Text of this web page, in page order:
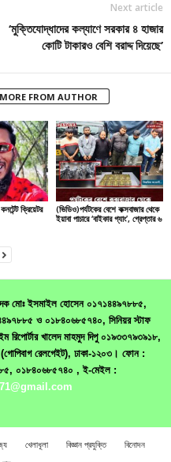
Next article
‘মুক্তিযোদ্ধাদের কল্যাণে সরকার ৪ হাজার
কোটি টাকারও বেশি বরাদ্দ দিয়েছে’
MORE FROM AUTHOR
ক্রিয়েটর
(ভিডিও)পর্যটকের বেশে কক্সবাজার থেকে
ইয়াবা পাচারে ‘বাইকার গ্যাং’, গ্রেপ্তার ৬
মোঃ ইসমাইল হোসেন ০১৭১৪৪৯৭৮৮৫,
ও ০১৮৪০৬৮৫৭৪০, সিনিয়র স্টাফ
রিপোর্টার খালেদ মাহমুদ দিপু ০১৯৩৩৭৯৩৯১৮,
রেলগেইট), ঢাকা-১২০৩। ফোন :
০১৮৪০৬৮৫৭৪০ , ই-মেইল :
খেলাধূলা বিজ্ঞান প্রযুক্তি
বিনোদন